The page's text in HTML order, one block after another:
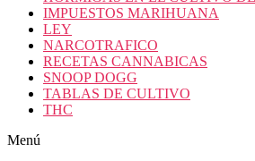
IMPUESTOS MARIHUANA
LEY
NARCOTRAFICO
RECETAS CANNABICAS
SNOOP DOGG
TABLAS DE CULTIVO
THC
Menú